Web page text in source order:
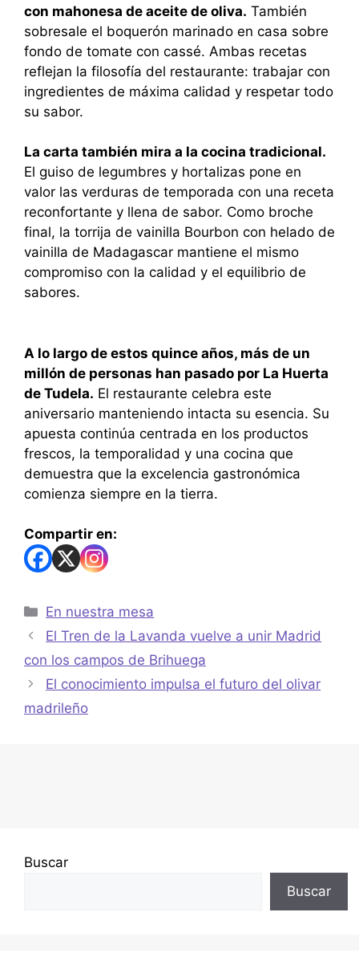
con mahonesa de aceite de oliva. También
sobresale el boquerón marinado en casa sobre
fondo de tomate con cassé. Ambas recetas
reflejan la filosofía del restaurante: trabajar con
ingredientes de máxima calidad y respetar todo
su sabor.
La carta también mira a la cocina tradicional.
El guiso de legumbres y hortalizas pone en
valor las verduras de temporada con una receta
reconfortante y llena de sabor. Como broche
final, la torrija de vainilla Bourbon con helado de
vainilla de Madagascar mantiene el mismo
compromiso con la calidad y el equilibrio de
sabores.
A lo largo de estos quince años, más de un
millón de personas han pasado por La Huerta
de Tudela. El restaurante celebra este
aniversario manteniendo intacta su esencia. Su
apuesta continúa centrada en los productos
frescos, la temporalidad y una cocina que
demuestra que la excelencia gastronómica
comienza siempre en la tierra.
Compartir en:
En nuestra mesa
El Tren de la Lavanda vuelve a unir Madrid
con los campos de Brihuega
El conocimiento impulsa el futuro del olivar
madrileño
Buscar
Buscar